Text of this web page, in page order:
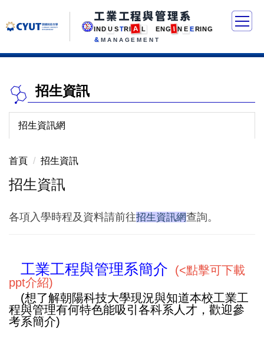
工業工程與管理系
N D U ST R I A L E NG I N E E R NG
& MANAGEMENT
招生資訊
招生資訊網
首頁 招生資訊
招生資訊
各項入學時程及資料請前往招生資訊網查詢。
工業工程與管理系簡介
(<點擊可下載
ppt介紹)
(想了解朝陽科技大學現況與知道本校工業工
程與管理有何特色能吸引各科系人才，歡迎參
考系簡介)